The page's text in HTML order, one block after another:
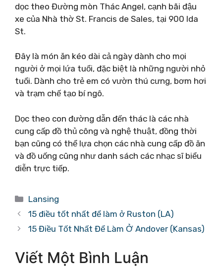
dọc theo Đường mòn Thác Angel, cạnh bãi đậu
xe của Nhà thờ St. Francis de Sales, tại 900 Ida
St.
Đây là món ăn kéo dài cả ngày dành cho mọi
người ở mọi lứa tuổi, đặc biệt là những người nhỏ
tuổi. Dành cho trẻ em có vườn thú cưng, bơm hơi
và trạm chế tạo bí ngô.
Dọc theo con đường dẫn đến thác là các nhà
cung cấp đồ thủ công và nghệ thuật, đồng thời
bạn cũng có thể lựa chọn các nhà cung cấp đồ ăn
và đồ uống cũng như danh sách các nhạc sĩ biểu
diễn trực tiếp.
Danh
mục
Lansing
15 điều tốt nhất để làm ở Ruston (LA)
15 Điều Tốt Nhất Để Làm Ở Andover (Kansas)
Viết Một Bình Luận